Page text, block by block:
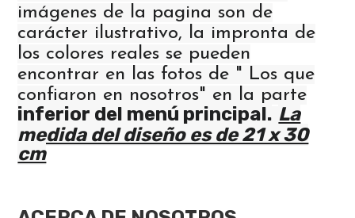
imágenes de la pagina son de
carácter ilustrativo, la impronta de
los colores reales se pueden
encontrar en las fotos de " Los que
confiaron en nosotros" en la parte
inferior del menú principal. La
medida del diseño es de 21 x 30
cm